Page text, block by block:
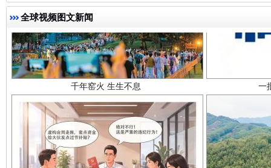
全球视频图文新闻千年窑火 生生不息